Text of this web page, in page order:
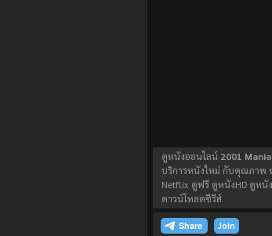
ดูหนังออนไลน์ 2001
บริการหนังใหม่ กับคุณภาพ
Netflix ดูฟรี ดูหนังHD ดูหนั
ดาวน์โหลดซีรีส์
Join